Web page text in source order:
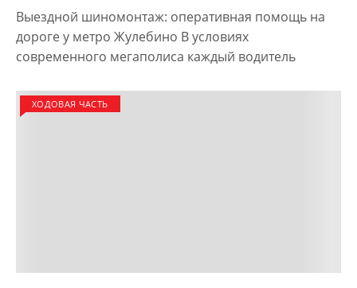
Выездной шиномонтаж: оперативная помощь на
дороге у метро Жулебино В условиях
современного мегаполиса каждый водитель
ХОДОВАЯ ЧАСТЬ